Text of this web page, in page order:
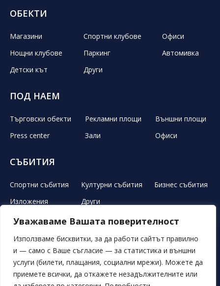
Уважаваме Вашата поверителност
Използваме бисквитки, за да работи сайтът правилно
и — само с Ваше съгласие — за статистика и външни
услуги (билети, плащания, социални мрежи). Можете да
приемете всички, да откажете незадължителните или
ОБЕКТИ
Магазини Спортни клубове
Офиси
Нощни клубове
Паркинг
Автомивка
Детски кът
Други
ПОД НАЕМ
Търговски обекти Рекламни площи
Външни площи
Press center
Зали Офиси
СЪБИТИЯ
Спортни събития Културни събития
Бизнес събития
Изложения
Други
ЛЕТЕН ТЕАТЪР РЕКЛАМА НОВИНИ ГАЛЕРИЯ
СВОБОДНИ ПОЗИЦИИ ОБЯВИ ПОРЪЧКИ
ОБЩИ УСЛОВИЯ ЛИЧНИ ДАННИ БИСКВИТКИ